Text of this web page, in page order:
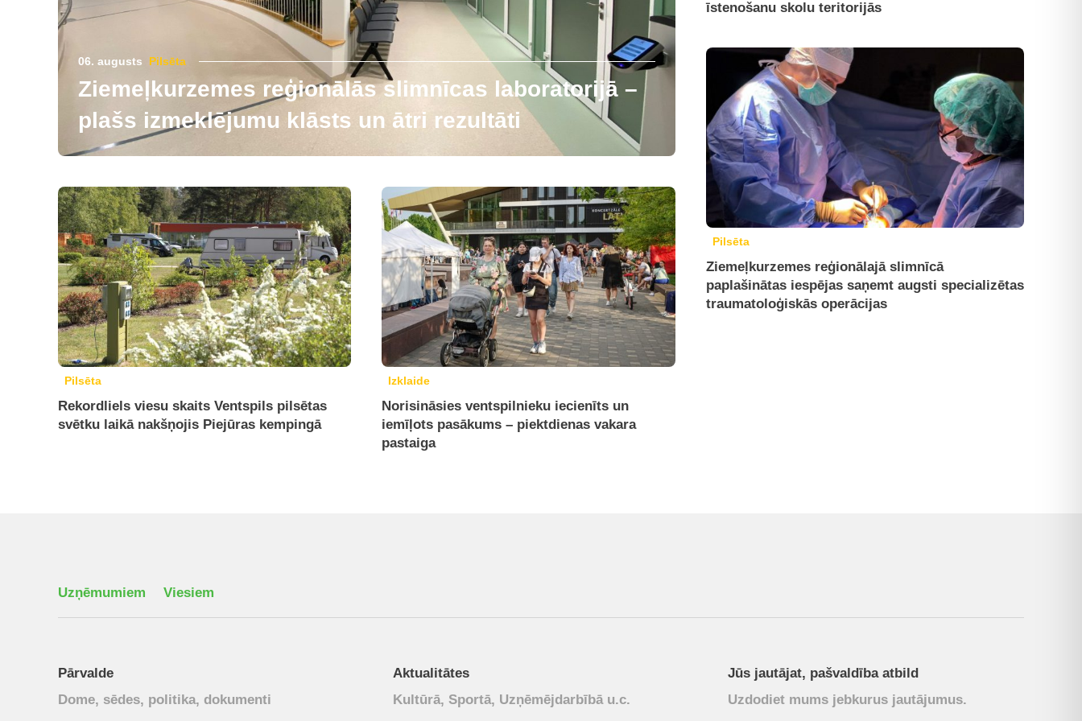
06. augusts Pilsēta
Ziemeļkurzemes reģionālās slimnīcas laboratorijā –
plašs izmeklējumu klāsts un ātri rezultāti
Pilsēta
Rekordliels viesu skaits Ventspils pilsētas
svētku laikā nakšņojis Piejūras kempingā
Izklaide
Norisināsies ventspilnieku iecienīts un
iemīļots pasākums – piektdienas vakara
pastaiga
īstenošanu skolu teritorijās
Pilsēta
Ziemeļkurzemes reģionālajā slimnīcā
paplašinātas iespējas saņemt augsti specializētas
traumatoloģiskās operācijas
Uzņēmumiem Viesiem
Pārvalde
Dome, sēdes, politika, dokumenti
Aktualitātes
Kultūrā, Sportā, Uzņēmējdarbībā u.c.
Jūs jautājat, pašvaldība atbild
Uzdodiet mums jebkurus jautājumus.